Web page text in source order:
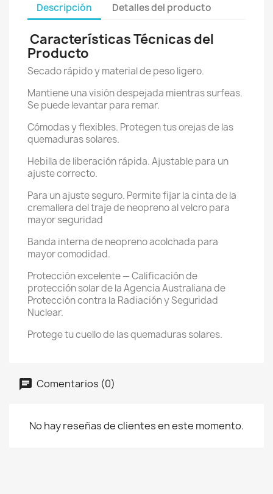
Descripción Detalles del producto
Características Técnicas del
Producto
Secado rápido y material de peso ligero.
Mantiene una visión despejada mientras surfeas.
Se puede levantar para remar.
Cómodas y flexibles. Protegen tus orejas de las
quemaduras solares.
Hebilla de liberación rápida. Ajustable para un
ajuste correcto.
Para un ajuste seguro. Permite fijar la cinta de la
cremallera del traje de neopreno al velcro para
mayor seguridad
Banda interna de neopreno acolchada para
mayor comodidad.
Protección excelente — Calificación de
protección solar de la Agencia Australiana de
Protección contra la Radiación y Seguridad
Nuclear.
Protege tu cuello de las quemaduras solares.
Comentarios (0)
No hay reseñas de clientes en este momento.